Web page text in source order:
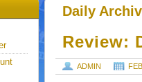
Daily
Review:
ADMIN